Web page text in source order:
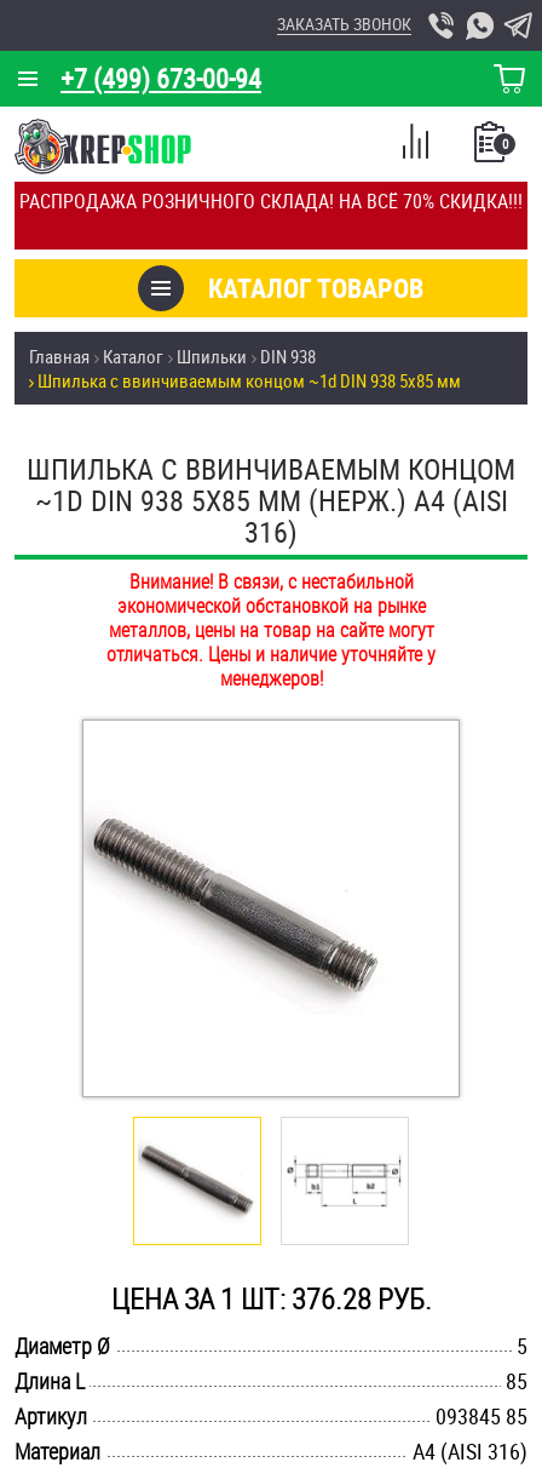
РАСПРОДАЖА РОЗНИЧНОГО СКЛАДА! НА ВСЁ 70% СКИДКА!!!
+7 (499) 673-00-94
ЗАКАЗАТЬ ЗВОНОК
КОРЗИНА
О КОМПАНИИ
КАЛЬКУЛЯТОР
ОТЗЫВЫ
УСЛУГИ
СКИДКИ
ОПТ
ПОКУПАТЕЛЯМ
ОПЛАТА И ДОСТАВКА
НАШИ МАГАЗИНЫ
КАТАЛОГ ТОВАРОВ
0
СПИСОК
СРАВНЕНИЕ
Товары со скидкой
Анкеры
Антивандальный крепёж, инструмент
Заклепки (Гайки-Заклепки)
Крюки, кольца с метрической резьбой
Оснастка и аксессуары для яхт
Стопорные кольца
Такелаж
Главная Каталог Шпильки
DIN 938
Шпилька c ввинчиваемым концом ~1d DIN 938 5х85 мм
ШПИЛЬКА C ВВИНЧИВАЕМЫМ КОНЦОМ
~1D DIN 938 5Х85 ММ (НЕРЖ.) A4 (AISI
316)
Внимание! В связи, с нестабильной
экономической обстановкой на рынке
металлов, цены на товар на сайте могут
отличаться. Цены и наличие уточняйте у
менеджеров!
ЦЕНА ЗА 1 ШТ: 376.28 РУБ.
Диаметр Ø
5
Длина L
85
Артикул
093845 85
Материал
A4 (AISI 316)